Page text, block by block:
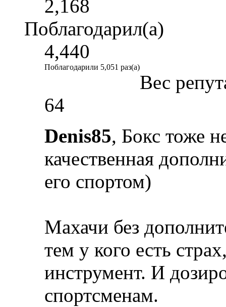
2,168
Поблагодарил(а)
4,440
Поблагодарили 5,051 раз(а)
Вес
64
Denis85, Бокс тоже
качественная
его спортом)
Махачи без
тем у кого есть
инструмент. И
спортсменам.